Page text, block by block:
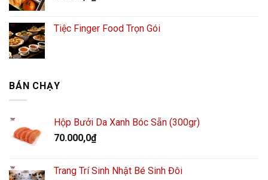
Tiệc Finger Food Trọn Gói
BÁN CHẠY
Hộp Bưởi Da Xanh Bóc Sẵn (300gr)
70.000,0₫
Trang Trí Sinh Nhật Bé Sinh Đôi